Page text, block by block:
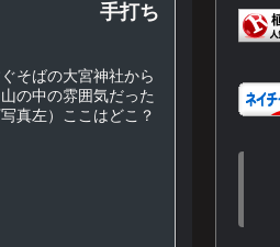
と 手打ち
そばの大宮神社から
の中の雰囲気だった
真左）ここはどこ？